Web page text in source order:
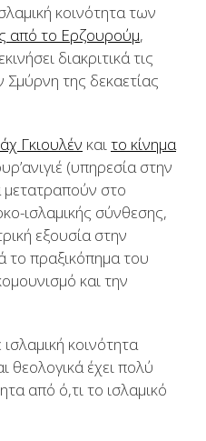
κοινότητα των
από το Ερζουρούμ,
διακριτικά τις
της δεκαετίας
Γκιουλέν καιτο κίνημα
(υπηρεσία στην
μετατραπούν στο
ισλαμικής σύνθεσης,
εξουσία στην
το πραξικόπημα του
και την
κοινότητα
θεολογικά έχει πολύ
από ό,τι το ισλαμικό